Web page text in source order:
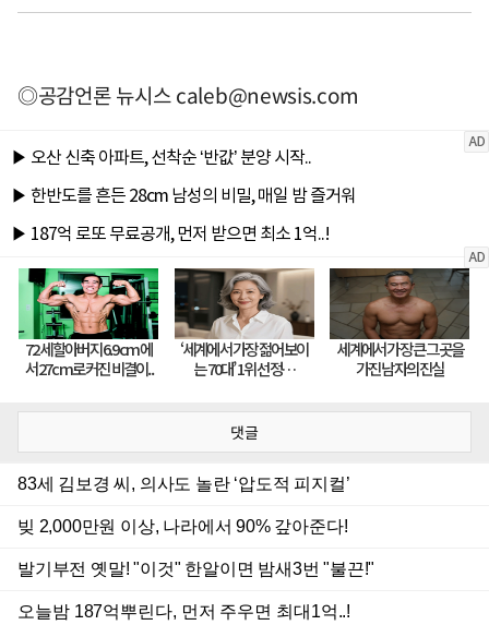
◎공감언론 뉴시스caleb@newsis.com
댓글